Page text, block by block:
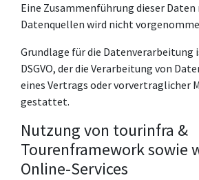
Eine Zusammenführung dieser
Datenquellen wird nicht
Grundlage für die Datenverarbeitung
DSGVO, der die Verarbeitung von
eines Vertrags oder vorvertraglicher
gestattet.
Nutzung von tourinfra &
Tourenframework sowie
Online-Services